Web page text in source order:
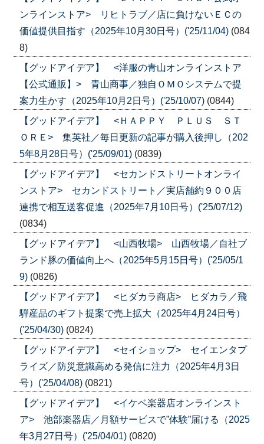
ンラインストア> リヒトラブ／店に負けないＥＣの
価値提供目指す（2025年10月30日号）('25/11/04) (084
8)
【グッドアイデア】 <洋服の青山オンラインストア
【公式通販】> 青山商事／独自ＯＭＯシステムで提
案力生かす（2025年10月2日号）('25/10/07) (0844)
【グッドアイデア】 <ＨＡＰＰＹ ＰＬＵＳ ＳＴ
ＯＲＥ> 集英社／毎日更新の記事が購入後押し（202
5年8月28日号）('25/09/01) (0839)
【グッドアイデア】 <セカンドストリートオンライ
ンストア> セカンドストリート／実店舗約９００店
連携で相互送客促進（2025年7月10日号）('25/07/12)
(0834)
【グッドアイデア】 <山西牧場> 山西牧場／自社ブ
ランド豚の価値向上へ（2025年5月15日号）('25/05/1
9) (0826)
【グッドアイデア】 <ヒダカラ商店> ヒダカラ／飛
騨産品のギフト提案で売上拡大（2025年4月24日号）
('25/04/30) (0824)
【グッドアイデア】 <セイショップ> セイエンタプ
ライズ／防災意識高める発信に注力（2025年4月3日
号）('25/04/08) (0821)
【グッドアイデア】 <イケベ楽器店オンラインスト
ア> 池部楽器店／月額サービスで”体験”届ける（2025
年3月27日号）('25/04/01) (0820)